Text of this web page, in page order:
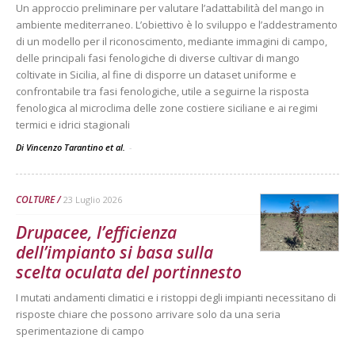
Un approccio preliminare per valutare l’adattabilità del mango in
ambiente mediterraneo. L’obiettivo è lo sviluppo e l’addestramento
di un modello per il riconoscimento, mediante immagini di campo,
delle principali fasi fenologiche di diverse cultivar di mango
coltivate in Sicilia, al fine di disporre un dataset uniforme e
confrontabile tra fasi fenologiche, utile a seguirne la risposta
fenologica al microclima delle zone costiere siciliane e ai regimi
termici e idrici stagionali
Di Vincenzo Tarantino et al. -
COLTURE 23 Luglio 2026
Drupacee, l’efficienza
dell’impianto si basa sulla
scelta oculata del portinnesto
I mutati andamenti climatici e i ristoppi degli impianti necessitano di
risposte chiare che possono arrivare solo da una seria
sperimentazione di campo